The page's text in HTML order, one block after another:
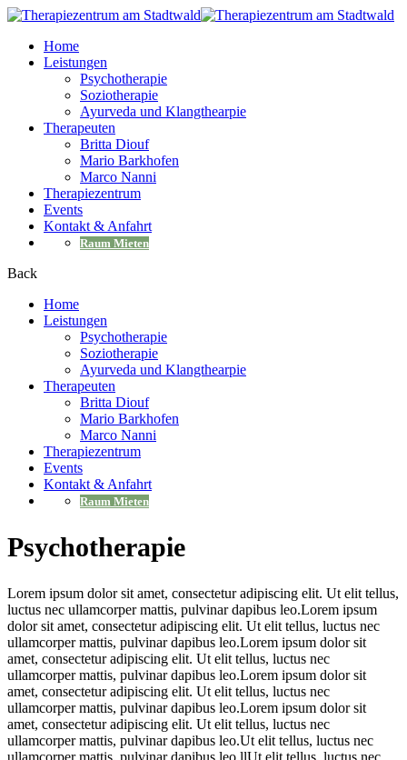
Home
Leistungen
Psychotherapie
Soziotherapie
Ayurveda und Klangthearpie
Therapeuten
Britta Diouf
Mario Barkhofen
Marco Nanni
Therapiezentrum
Events
Kontakt & Anfahrt
Raum Mieten
Back
Home
Leistungen
Psychotherapie
Soziotherapie
Ayurveda und Klangthearpie
Therapeuten
Britta Diouf
Mario Barkhofen
Marco Nanni
Therapiezentrum
Events
Kontakt & Anfahrt
Raum Mieten
Psychotherapie
Lorem ipsum dolor sit amet, consectetur adipiscing elit. Ut elit tellus,
luctus nec ullamcorper mattis, pulvinar dapibus leo.Lorem ipsum
dolor sit amet, consectetur adipiscing elit. Ut elit tellus, luctus nec
ullamcorper mattis, pulvinar dapibus leo.Lorem ipsum dolor sit
amet, consectetur adipiscing elit. Ut elit tellus, luctus nec
ullamcorper mattis, pulvinar dapibus leo.Lorem ipsum dolor sit
amet, consectetur adipiscing elit. Ut elit tellus, luctus nec
ullamcorper mattis, pulvinar dapibus leo.Lorem ipsum dolor sit
amet, consectetur adipiscing elit. Ut elit tellus, luctus nec
ullamcorper mattis, pulvinar dapibus leo.Ut elit tellus, luctus nec
ullamcorper mattis, pulvinar dapibus leo.llUt elit tellus, luctus nec